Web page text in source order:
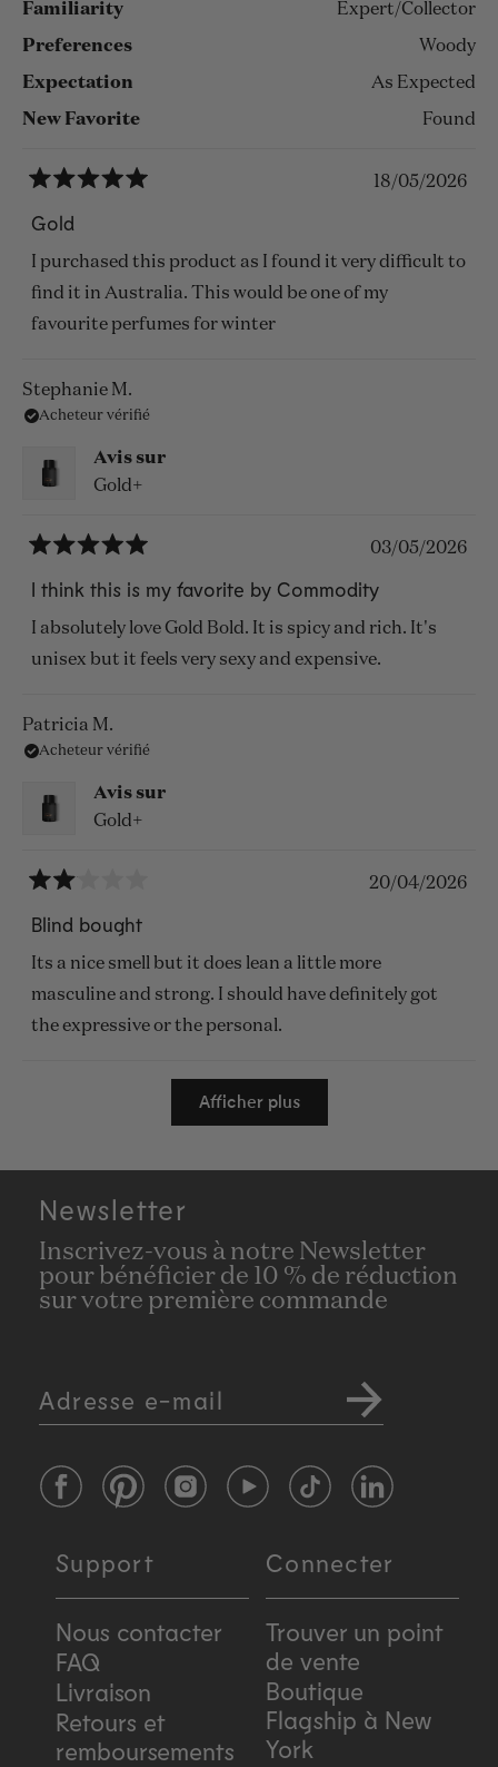
Familiarity Expert/Collector
Preferences Woody
Expectation As Expected
New Favorite Found
5
sur
5
étoiles
18/05/2026
Gold
I purchased this product as I found it very difficult to
find it in Australia. This would be one of my
favourite perfumes for winter
Stephanie M.
Acheteur vérifié
Avis sur
Gold+
5
sur
5
étoiles
03/05/2026
I think this is my favorite by Commodity
I absolutely love Gold Bold. It is spicy and rich. It's
unisex but it feels very sexy and expensive.
Patricia M.
Acheteur vérifié
Avis sur
Gold+
2
sur
5
étoiles
20/04/2026
Blind bought
Its a nice smell but it does lean a little more
masculine and strong. I should have definitely got
the expressive or the personal.
Chargement...
Afficher plus
Newsletter
Inscrivez-vous à notre Newsletter
pour bénéficier de 10 % de réduction
sur votre première commande
Adresse e-mail
FacebookPinterestInstagramYouTubeTikTokLinkedIn
Support
Nous contacter
FAQ
Livraison
Retours et
remboursements
Connecter
Trouver un point
de vente
Boutique
Flagship à New
York